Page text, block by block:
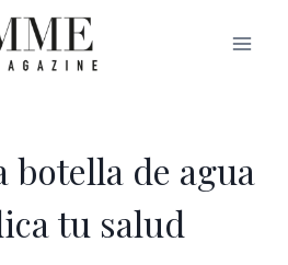
botella de agua
tu salud